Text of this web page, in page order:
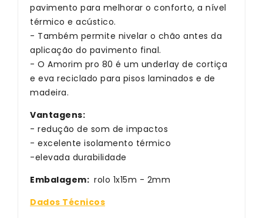
pavimento para melhorar o conforto, a nível
térmico e acústico.
- Também permite nivelar o chão antes da
aplicação do pavimento final.
- O Amorim pro 80 é um underlay de cortiça
e eva reciclado para pisos laminados e de
madeira.
Vantagens:
- redução de som de impactos
- excelente isolamento térmico
-elevada durabilidade
Embalagem: rolo 1x15m - 2mm
Dados Técnicos